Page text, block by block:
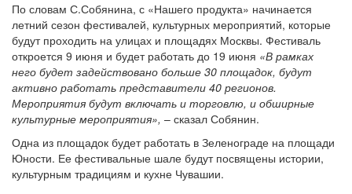
По словам С.Собянина, с «Нашего продукта» начинается
летний сезон фестивалей, культурных мероприятий, которые
будут проходить на улицах и площадях Москвы. Фестиваль
откроется 9 июня и будет работать до 19 июня «В рамках
него будет задействовано больше 30 площадок, будут
активно работать представители 40 регионов.
Мероприятия будут включать и торговлю, и обширные
культурные мероприятия», – сказал Собянин.
Одна из площадок будет работать в Зеленограде на площади
Юности. Ее фестивальные шале будут посвящены истории,
культурным традициям и кухне Чувашии.